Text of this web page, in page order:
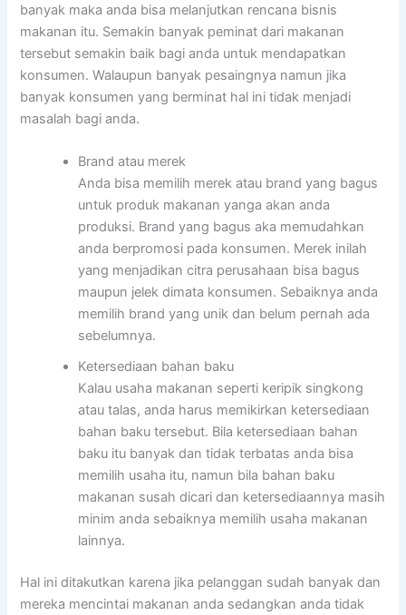
banyak maka anda bisa melanjutkan rencana bisnis
makanan itu. Semakin banyak peminat dari makanan
tersebut semakin baik bagi anda untuk mendapatkan
konsumen. Walaupun banyak pesaingnya namun jika
banyak konsumen yang berminat hal ini tidak menjadi
masalah bagi anda.
Brand atau merek
Anda bisa memilih merek atau brand yang bagus
untuk produk makanan yanga akan anda
produksi. Brand yang bagus aka memudahkan
anda berpromosi pada konsumen. Merek inilah
yang menjadikan citra perusahaan bisa bagus
maupun jelek dimata konsumen. Sebaiknya anda
memilih brand yang unik dan belum pernah ada
sebelumnya.
Ketersediaan bahan baku
Kalau usaha makanan seperti keripik singkong
atau talas, anda harus memikirkan ketersediaan
bahan baku tersebut. Bila ketersediaan bahan
baku itu banyak dan tidak terbatas anda bisa
memilih usaha itu, namun bila bahan baku
makanan susah dicari dan ketersediaannya masih
minim anda sebaiknya memilih usaha makanan
lainnya.
Hal ini ditakutkan karena jika pelanggan sudah banyak dan
mereka mencintai makanan anda sedangkan anda tidak